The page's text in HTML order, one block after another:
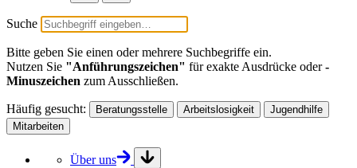
Suche
Bitte geben Sie einen oder mehrere Suchbegriffe ein.
Nutzen Sie "Anführungszeichen" für exakte Ausdrücke oder-
Minuszeichen zum Ausschließen.
Häufig gesucht: Beratungsstelle Arbeitslosigkeit
Jugendhilfe
Mitarbeiten
Über uns